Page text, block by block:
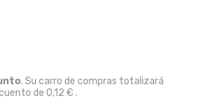
. Su carro de compras totalizará
de 0,12 €.